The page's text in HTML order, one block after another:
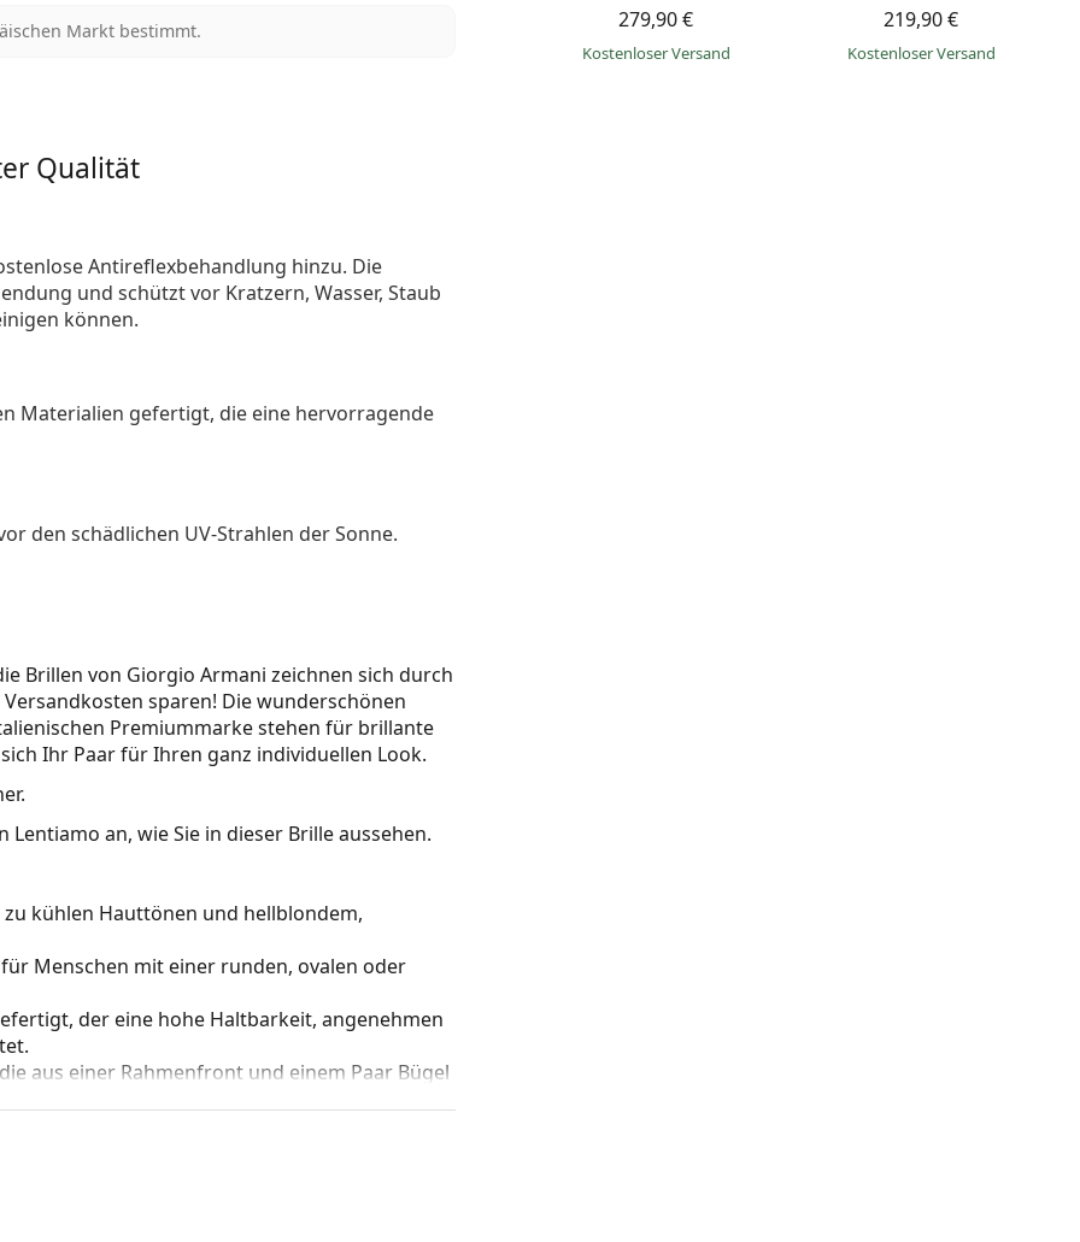
Markt bestimmt. 279,90 €
Kostenloser Versand
219,90 €
Kostenloser Versand
Qualität
Antireflexbehandlung hinzu. Die
und schützt vor Kratzern, Wasser, Staub
können.
Materialien gefertigt, die eine hervorragende
den schädlichen UV-Strahlen der Sonne.
Brillen von Giorgio Armani zeichnen sich durch
sparen! Die wunderschönen
Premiummarke stehen für brillante
Ihr Paar für Ihren ganz individuellen Look.
an, wie Sie in dieser Brille aussehen.
kühlen Hauttönen und hellblondem,
Menschen mit einer runden, ovalen oder
der eine hohe Haltbarkeit, angenehmen
aus einer Rahmenfront und einem Paar Bügel
dass sie das Glas vollständig umschließen, und
ist für alle Gläser geeignet, auch für